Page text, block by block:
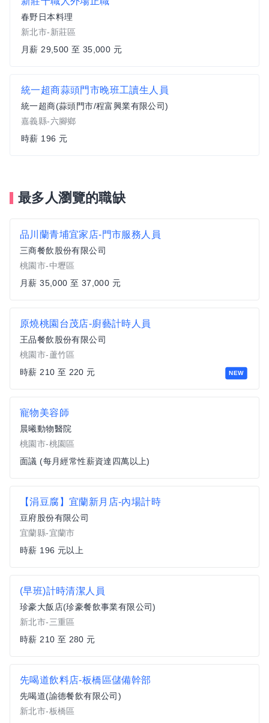
春野日本料理
新北市-新莊區
月薪 29,500 至 35,000 元
統一超商蒜頭門市晚班工讀生人員
統一超商(蒜頭門市/程富興業有限公司)
嘉義縣-六腳鄉
時薪 196 元
最多人瀏覽的職缺
品川蘭青埔宜家店-門市服務人員
三商餐飲股份有限公司
桃園市-中壢區
月薪 35,000 至 37,000 元
NEW
原燒桃園台茂店-廚藝計時人員
王品餐飲股份有限公司
桃園市-蘆竹區
時薪 210 至 220 元
寵物美容師
晨曦動物醫院
桃園市-桃園區
面議 (每月經常性薪資達四萬以上)
【涓豆腐】宜蘭新月店-內場計時
豆府股份有限公司
宜蘭縣-宜蘭市
時薪 196 元以上
(早班)計時清潔人員
珍豪大飯店(珍豪餐飲事業有限公司)
新北市-三重區
時薪 210 至 280 元
先喝道飲料店-板橋區儲備幹部
先喝道(諭德餐飲有限公司)
新北市-板橋區